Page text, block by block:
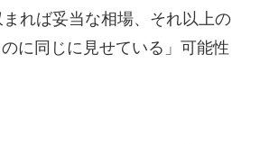
れば妥当な相場、それ以上の
に同じに見せている」可能性